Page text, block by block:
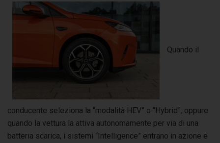
Quando il
conducente seleziona la “modalità HEV” o “Hybrid”, oppure
quando la vettura la attiva autonomamente per via di una
batteria scarica, i sistemi “Intelligence” entrano in azione e